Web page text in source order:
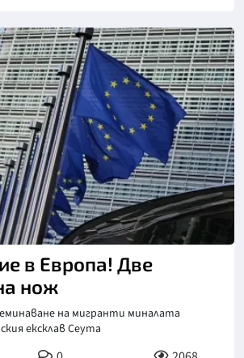
в Европа! Две
нож
на мигранти миналата
ексклав Сеута